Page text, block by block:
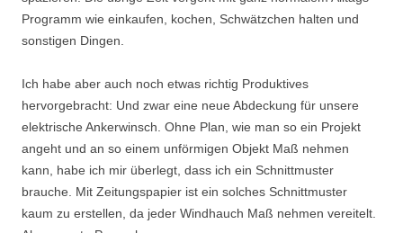
Programm wie einkaufen, kochen, Schwätzchen halten und
sonstigen Dingen.
Ich habe aber auch noch etwas richtig Produktives
hervorgebracht: Und zwar eine neue Abdeckung für unsere
elektrische Ankerwinsch. Ohne Plan, wie man so ein Projekt
angeht und an so einem unförmigen Objekt Maß nehmen
kann, habe ich mir überlegt, dass ich ein Schnittmuster
brauche. Mit Zeitungspapier ist ein solches Schnittmuster
kaum zu erstellen, da jeder Windhauch Maß nehmen vereitelt.